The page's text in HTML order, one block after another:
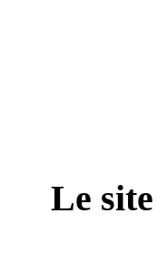
Le